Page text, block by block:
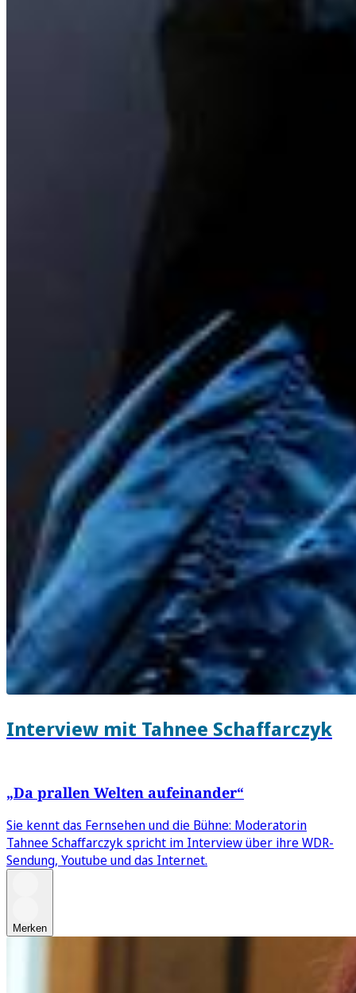
Interview mit Tahnee Schaffarczyk
„Da prallen Welten aufeinander“
Sie kennt das Fernsehen und die Bühne: Moderatorin
Tahnee Schaffarczyk spricht im Interview über ihre WDR-
Sendung, Youtube und das Internet.
Merken